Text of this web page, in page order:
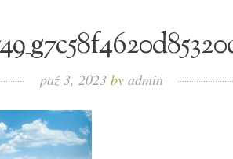
paź 3, 2023 by admin